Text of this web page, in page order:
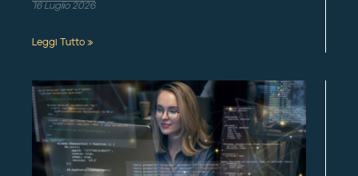
16 Luglio 2026
Leggi Tutto »